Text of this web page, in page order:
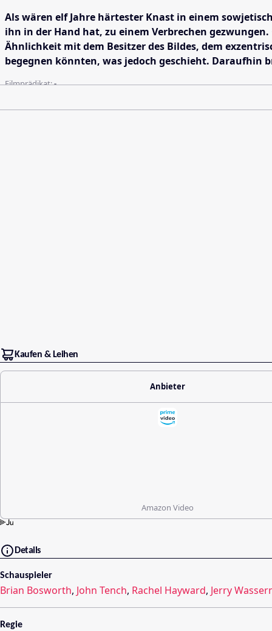
Als wären elf Jahre härtester Knast in einem
ihn in der Hand hat, zu einem Verbrechen
Ähnlichkeit mit dem Besitzer des Bildes, dem
begegnen könnten, was jedoch geschieht. Daraufhin
Filmprädikat:-
Kaufen & Leihen
Anbieter
Amazon Video
Details
Schauspieler
Brian Bosworth, John Tench, Rachel Hayward, Jerry
Regie